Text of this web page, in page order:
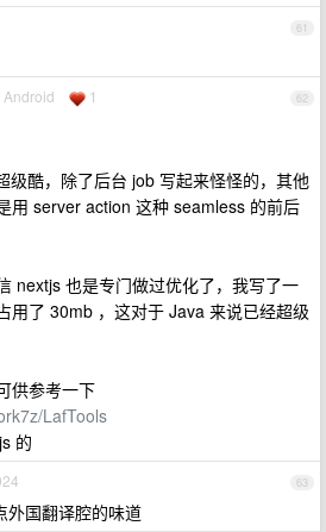
61
62
Android 1
级酷，除了后台 job 写起来怪怪的，其他
用 server action 这种 seamless 的前后
nextjs 也是专门做过优化了，我写了一
用了 30mb ，这对于 Java 来说已经超级
供参考一下
LafTools
的
63
外国翻译腔的味道